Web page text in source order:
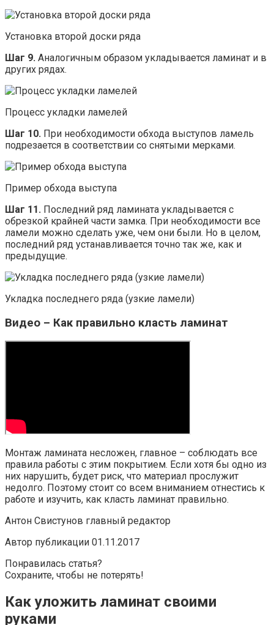
Установка второй доски ряда
Шаг 9. Аналогичным образом укладывается ламинат и в
других рядах.
Процесс укладки ламелей
Шаг 10. При необходимости обхода выступов ламель
подрезается в соответствии со снятыми мерками.
Пример обхода выступа
Шаг 11. Последний ряд ламината укладывается с
обрезкой крайней части замка. При необходимости все
ламели можно сделать уже, чем они были. Но в целом,
последний ряд устанавливается точно так же, как и
предыдущие.
Укладка последнего ряда (узкие ламели)
Видео – Как правильно класть ламинат
Монтаж ламината несложен, главное – соблюдать все
правила работы с этим покрытием. Если хотя бы одно из
них нарушить, будет риск, что материал прослужит
недолго. Поэтому стоит со всем вниманием отнестись к
работе и изучить, как класть ламинат правильно.
Антон Свистунов главный редактор
Автор публикации 01.11.2017
Понравилась статья?
Сохраните, чтобы не потерять!
Как уложить ламинат своими
руками